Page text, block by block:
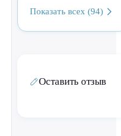
Показать всех (94)
Оставить отзыв